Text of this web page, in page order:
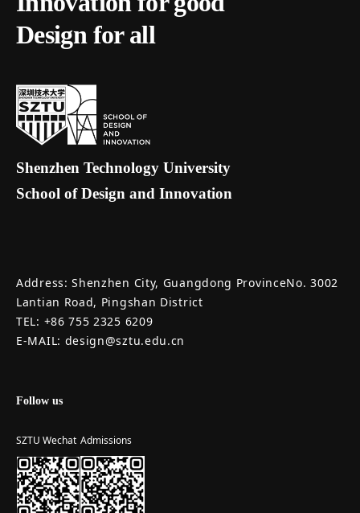
Design for all
Shenzhen Technology University
School of Design and Innovation
Address: Shenzhen City, Guangdong ProvinceNo. 3002
Lantian Road, Pingshan District
TEL: +86 755 2325 6209
E-MAIL: design@sztu.edu.cn
Follow us
SZTU Wechat Admissions